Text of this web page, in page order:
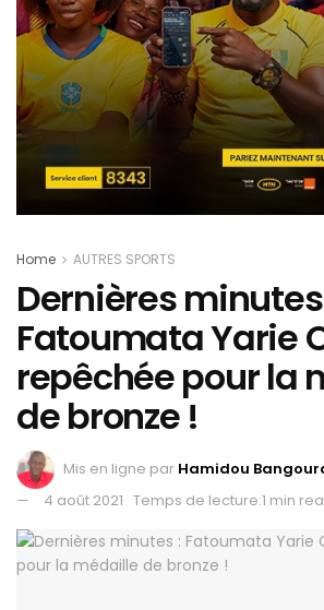
Home AUTRES SPORTS
Dernières
Fatoumata Yarie
repêchée pour la
de bronze !
Mis en ligne par Hamidou
4 août 2021 Temps de lecture:1 min